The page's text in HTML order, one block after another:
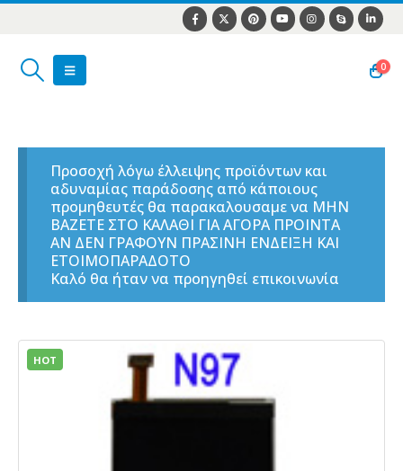
0
Προσοχή λόγω έλλειψης προϊόντων και
αδυναμίας παράδοσης από κάποιους
προμηθευτές θα παρακαλουσαμε να ΜΗΝ
ΒΑΖΕΤΕ ΣΤΟ ΚΑΛΑΘΙ ΓΙΑ ΑΓΟΡΑ ΠΡΟΙΝΤΑ
ΑΝ ΔΕΝ ΓΡΑΦΟΥΝ ΠΡΑΣΙΝΗ ΕΝΔΕΙΞΗ ΚΑΙ
ΕΤΟΙΜΟΠΑΡΑΔΟΤΟ
Καλό θα ήταν να προηγηθεί επικοινωνία
HOT